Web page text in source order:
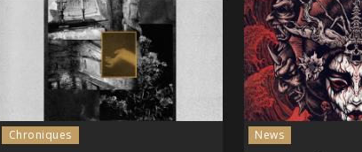
Chroniques News